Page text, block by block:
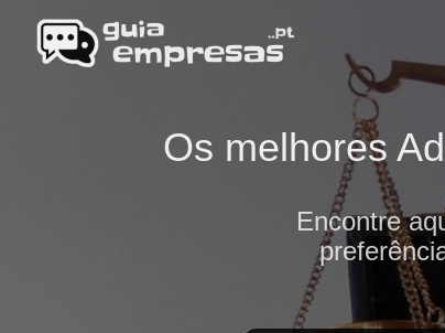
Os melhores
Encontre